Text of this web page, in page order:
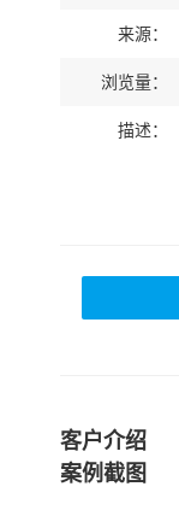
来源：
浏览量：
描述：
客户介绍
案例截图